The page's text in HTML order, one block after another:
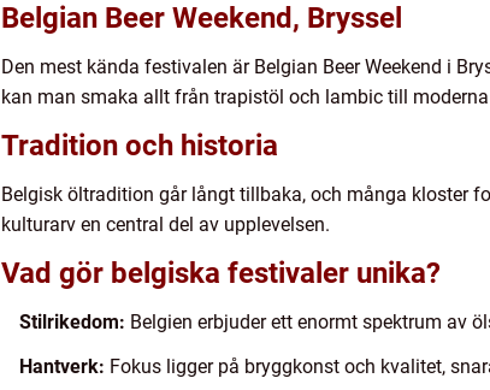
Belgian Beer Weekend, Bryssel
Den mest kända festivalen är Belgian Beer Weekend i
kan man smaka allt från trapistöl och lambic till
Tradition och historia
Belgisk öltradition går långt tillbaka, och många kloster
kulturarv en central del av upplevelsen.
Vad gör belgiska festivaler unika?
Stilrikedom: Belgien erbjuder ett enormt spektrum av
Hantverk: Fokus ligger på bryggkonst och kvalitet,